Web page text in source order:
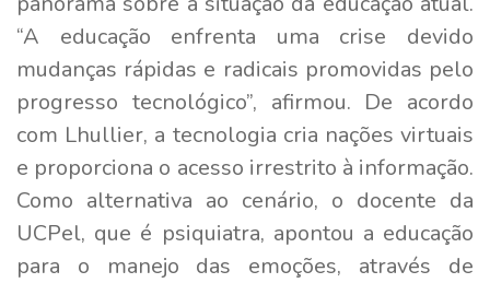
“A educação enfrenta uma crise devido
mudanças rápidas e radicais promovidas pelo
progresso tecnológico”, afirmou. De acordo
com Lhullier, a tecnologia cria nações virtuais
e proporciona o acesso irrestrito à informação.
Como alternativa ao cenário, o docente da
UCPel, que é psiquiatra, apontou a educação
para o manejo das emoções, através de